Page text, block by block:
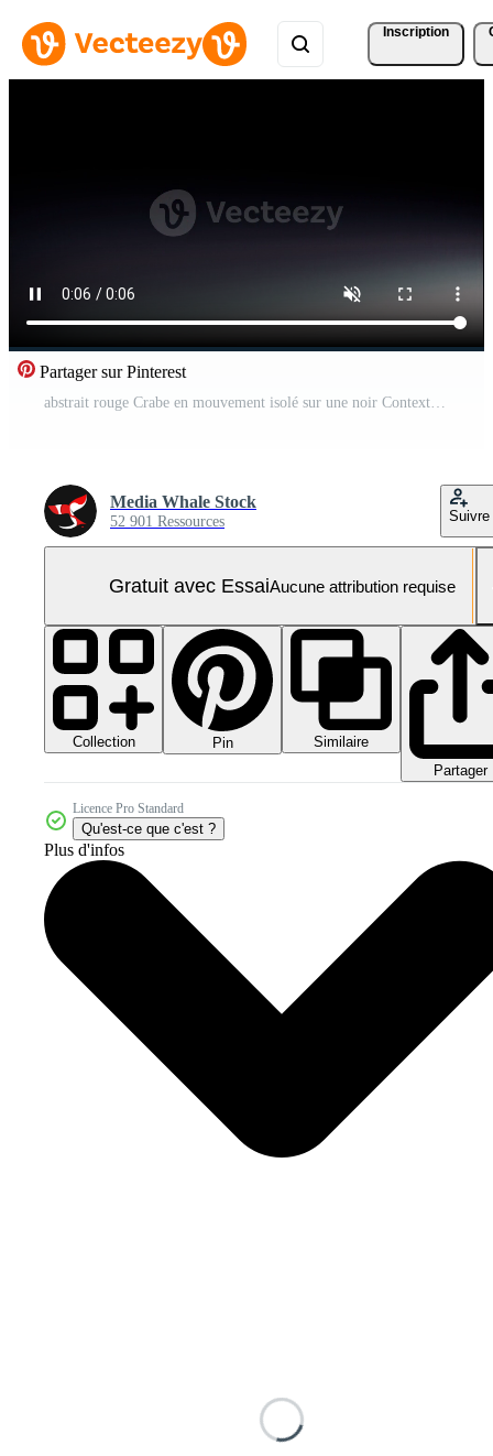
Inscription
Partager sur Pinterest
abstrait rouge Crabe en mouvement isolé sur une noir Contexte en dessous de le lanterne lumière. conception. Animé petit mignonne crabe, modèle de crustacé animal. Vidéo Pro
Media Whale Stock
52 901 Ressources Suivre
Gratuit avec EssaiAucune attribution requise
Collection Pin
Similaire
Partager
Licence Pro Standard
Qu'est-ce que c'est ?
Plus d'infos